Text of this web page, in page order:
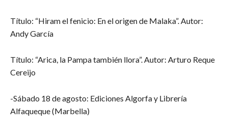
Título: “Hiram el fenicio: En el origen de Malaka”. Autor:
Andy García
Título: “Arica, la Pampa también llora”. Autor: Arturo Reque
Cereijo
-Sábado 18 de agosto: Ediciones Algorfa y Librería
Alfaqueque (Marbella)